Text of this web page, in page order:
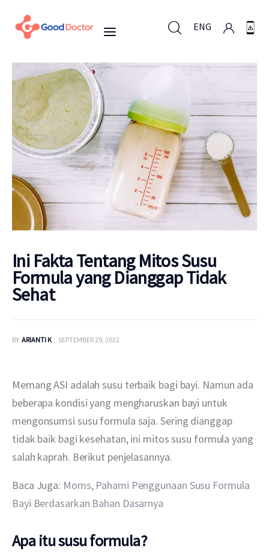
ENG
Untuk Bisnis
Untuk Anda
Mengapa Good Doctor
Berita
Layanan
Ini Fakta Tentang Mitos Susu
Formula yang Dianggap Tidak
Sehat
BY ARIANTI K SEPTEMBER 29, 2022
Memang ASI adalah susu terbaik bagi bayi. Namun ada
beberapa kondisi yang mengharuskan bayi untuk
mengonsumsi susu formula saja. Sering dianggap
tidak baik bagi kesehatan, ini mitos susu formula yang
salah kaprah. Berikut penjelasannya.
Baca Juga: Moms, Pahami Penggunaan Susu Formula
Bayi Berdasarkan Bahan Dasarnya
Apa itu susu formula?